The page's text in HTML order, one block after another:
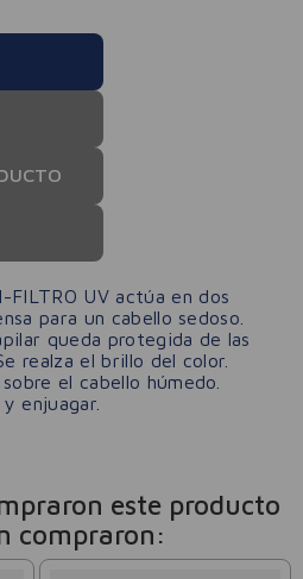
FILTRO UV actúa en dos
para un cabello sedoso.
queda protegida de las
realza el brillo del color.
el cabello húmedo.
enjuagar.
este producto
compraron: